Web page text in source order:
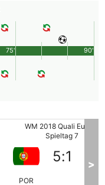
90'
75'
WM 2018 Quali Europa
Spieltag 7
POR
5:1 >